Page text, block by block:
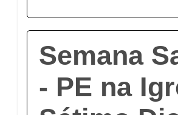
Semana
- PE na